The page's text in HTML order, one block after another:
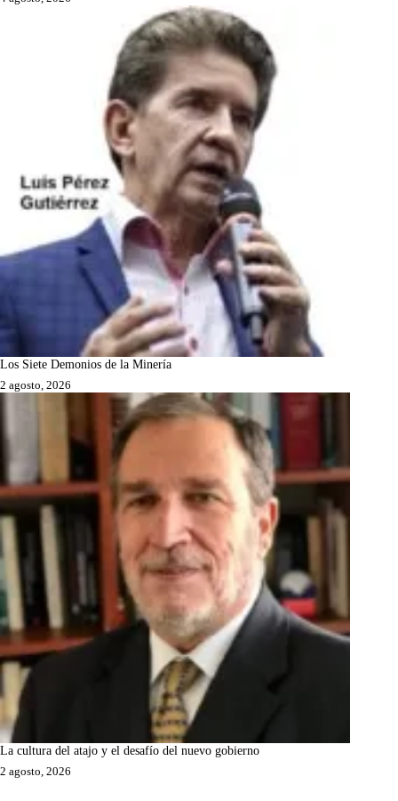
Los Siete Demonios de la Minería
2 agosto, 2026
La cultura del atajo y el desafío del nuevo gobierno
2 agosto, 2026